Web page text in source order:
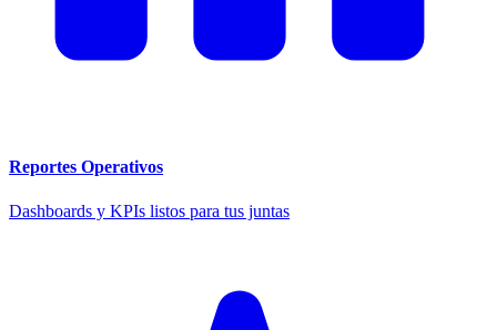
Reportes Operativos
Dashboards y KPIs listos para tus juntas